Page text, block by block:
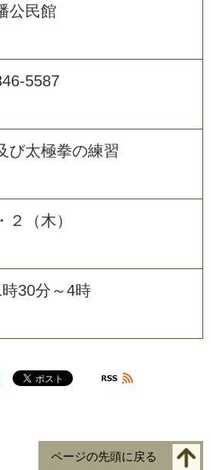
公民館
5587
び太極拳の練習
２（木）
30分～4時
ページの先頭に戻る